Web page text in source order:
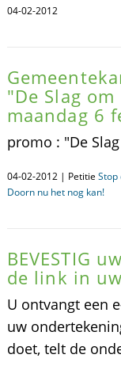
04-02-2012
"De Slag
maandag 6
promo : "De
04-02-2012 | Petitie Stop
Doorn nu het nog kan!
BEVESTIG
de link in
U ontvangt een
uw
doet, telt de